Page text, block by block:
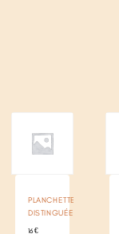
PLANCHETTE
DISTINGUÉE
16 €